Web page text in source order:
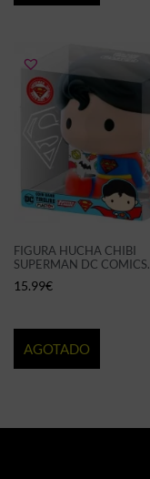
FIGURA HUCHA CHIBI
SUPERMAN DC COMICS.
15.99€
AGOTADO